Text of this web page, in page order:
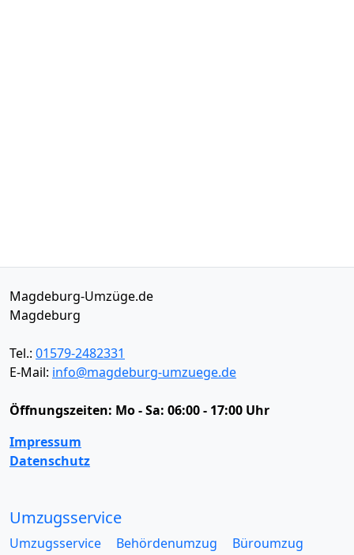
Magdeburg-Umzüge.de
Magdeburg
Tel.: 01579-2482331
E-Mail: info@magdeburg-umzuege.de
Öffnungszeiten: Mo - Sa: 06:00 - 17:00 Uhr
Impressum
Datenschutz
Umzugsservice
Umzugsservice Behördenumzug
Büroumzug